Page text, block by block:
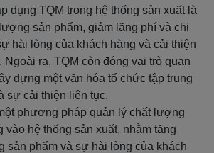
dụng TQM trong hệ thống sản xuất là
sản phẩm, giảm lãng phí và chi
hài lòng của khách hàng và cải thiện
Ngoài ra, TQM còn đóng vai trò quan
dựng một văn hóa tổ chức tập trung
sự cải thiện liên tục.
phương pháp quản lý chất lượng
vào hệ thống sản xuất, nhằm tăng
sản phẩm và sự hài lòng của khách